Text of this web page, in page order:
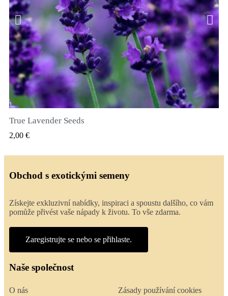
True Lavender Seeds
2,00 €
Obchod s exotickými semeny
Získejte exkluzivní nabídky, inspiraci a spoustu dalšího, co vám
pomůže přivést vaše nápady k životu. To vše zdarma.
Zaregistrujte se nebo se přihlaste.
Naše společnost
O nás
Zásady používání cookies